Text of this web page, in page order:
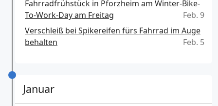
Fahrradfrühstück in Pforzheim am Winter-Bike-
To-Work-Day am Freitag
Feb. 9
Verschleiß bei Spikereifen fürs Fahrrad im Auge
behalten
Feb. 5
Januar